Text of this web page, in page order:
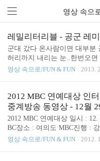
영상 속으
레밀리터리블 - 공군 레
군대 갔다 온사람이면 대부분
허리까지 내리는 눈..한번오
시 내리고...4월까지 미친척
했었는데 요즘도 그럴까?벌
수한 상황이 잘 드러난 영상
듯... 레미제라블 패러디.. 긴
명으로 극적인 효과를 주기위
단까지 등장하며 웅장미를
씨에 오랫시간 달려온 애인을
영상 속으로/FUN & FUN 2013.
2012 MBC 연예대상 인
중계방송 동영상 - 12월
2012 MBC 연예대상 일시 :
BC장소 : 여의도 MBC진행 :
예고편 인터넷 실시간 중계보
영상 속으로/FUN & FUN 2012.